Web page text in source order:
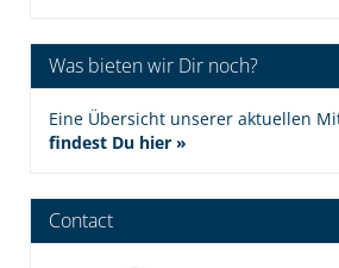
Was bieten wir Dir noch?
Eine Übersicht unserer aktuellen
findest Du hier »
Contact